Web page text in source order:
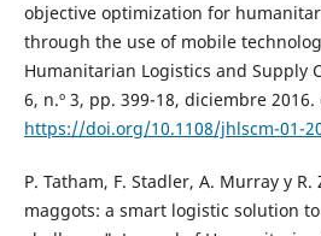
objective optimization for
through the use of mobile
Humanitarian Logistics and Supply
6, n.º 3, pp. 399-18, diciembre 2016.
https://doi.org/10.1108/jhlscm-01-
P. Tatham, F. Stadler, A. Murray y
maggots: a smart logistic solution